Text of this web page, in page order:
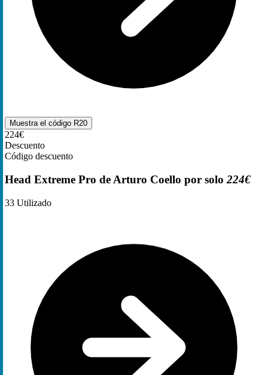
Muestra el código R20
224€
Descuento
Código descuento
Head Extreme Pro de Arturo Coello por solo 224€
33 Utilizado